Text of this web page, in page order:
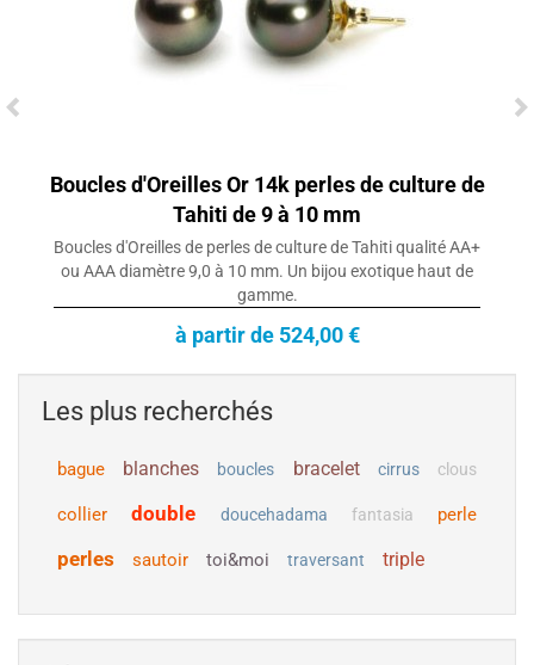
Boucles d'Oreilles Or 14k perles de culture de
Tahiti de 9 à 10 mm
Boucles d'Oreilles de perles de culture de Tahiti qualité AA+
ou AAA diamètre 9,0 à 10 mm. Un bijou exotique haut de
gamme.
à partir de 524,00 €
Les plus recherchés
bague blanches boucles bracelet cirrus clous
collier double doucehadama fantasia perle
perles sautoir toi&moi traversant triple
Collier Pendentif en Or 18k et perle de